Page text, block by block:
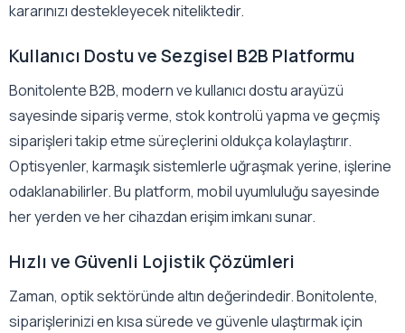
kararınızı destekleyecek niteliktedir.
Kullanıcı Dostu ve Sezgisel B2B Platformu
Bonitolente B2B, modern ve kullanıcı dostu arayüzü
sayesinde sipariş verme, stok kontrolü yapma ve geçmiş
siparişleri takip etme süreçlerini oldukça kolaylaştırır.
Optisyenler, karmaşık sistemlerle uğraşmak yerine, işlerine
odaklanabilirler. Bu platform, mobil uyumluluğu sayesinde
her yerden ve her cihazdan erişim imkanı sunar.
Hızlı ve Güvenli Lojistik Çözümleri
Zaman, optik sektöründe altın değerindedir. Bonitolente,
siparişlerinizi en kısa sürede ve güvenle ulaştırmak için